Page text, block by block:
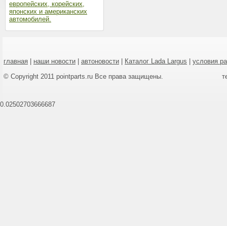
европейских, корейских,
японских и американских
автомобилей.
главная наши новости автоновости Каталог Lada Largus
условия
© Copyright 2011 pointparts.ru Все права защищены.
0.02502703666687